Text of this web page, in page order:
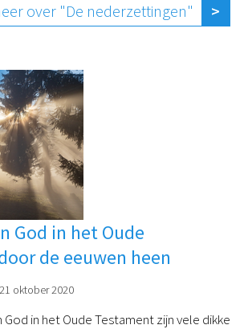
over "De nederzettingen"
God in het Oude
de eeuwen heen
21 oktober 2020
God in het Oude Testament zijn vele dikke